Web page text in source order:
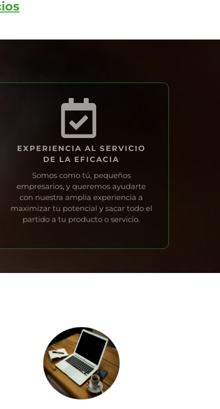
EXPERIENCIA AL SERVICIO
DE LA EFICACIA
Somos como tú, pequeños
empresarios, y queremos ayudarte
con nuestra amplia experiencia a
maximizar tu potencial y sacar todo el
partido a tu producto o servicio.